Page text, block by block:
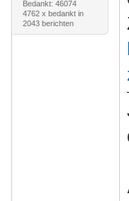
Bedankt: 46074
4762 x bedankt in
2043 berichten